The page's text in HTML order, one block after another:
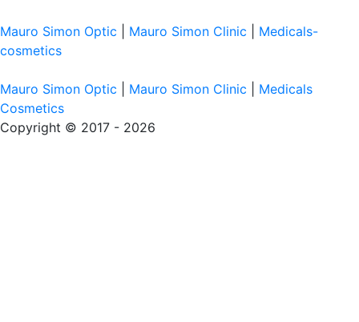
Mauro Simon Optic Mauro Simon Clinic
Medicals-
cosmetics
Mauro Simon Optic Mauro Simon Clinic
Medicals
Cosmetics
Copyright © 2017 - 2026